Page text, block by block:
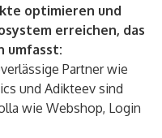
optimieren und
erreichen, das
umfasst:
Partner wie
und Adikteev sind
wie Webshop, Login